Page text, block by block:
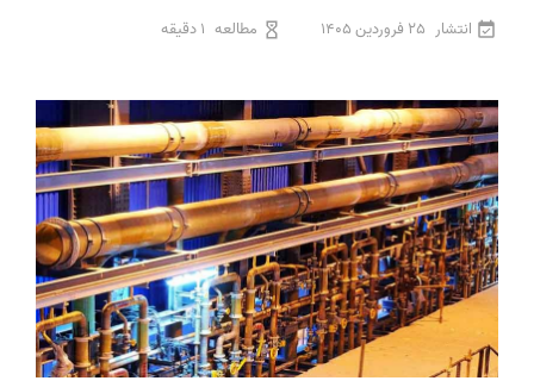
انتشار 25 فروردین 1405 مطالعه 1 دقیقه